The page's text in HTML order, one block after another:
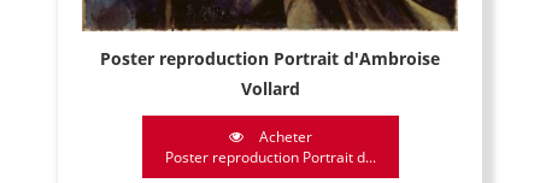
Poster reproduction Portrait d'Ambroise
Vollard
Acheter
Poster reproduction Portrait d...